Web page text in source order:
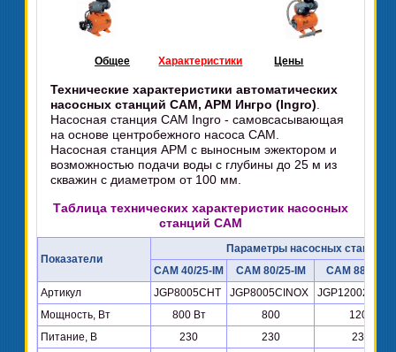
Общее Характеристики Цены
Технические характеристики автоматических
насосных станций CAM, APM Ингро (Ingro)
Насосная станция CAM Ingro - самовсасывающая
на основе центробежного насоса CAM.
Насосная станция APM с выносным эжектором и
возможностью подачи воды с глубины до 25 м из
скважин с диаметром от 100 мм.
Таблица технических характеристик насосных
станций CAM
Показатели
Параметры насосных станций
CAM 40/25-IM
CAM 80/25-IM
CAM 88/25-IM
Артикул
JGP8005CHT JGP8005CINOX
Мощность, Вт
800 Вт 800
1200
Питание, В
230 230
230